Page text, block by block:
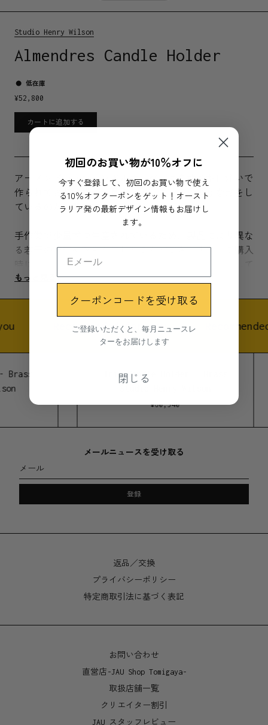
Studio Henry Wilson
Almendres Candle Holder
低在庫
¥52,800
カートに追加する
アーメンドレスキャンドルホルダーは真鍮を型に注いで
作られており、横から見るとアーモンドのような形をし
ているのが特徴です。
手作業で少量ずつ生産されているため、製品により異な
る若干の波紋や窪みが生じることがございます。ご購入
時には輝きを放っておりますが、時間とともに酸化して
独特の味を出します。そのままお使い頂いてももちろん
良いですし、元の輝きを取り戻したい場合は市販のメタ
ルポリッシュをご使用下さい。
サイズ
オーストラリア、シドニー
もっと見る
Recommended for you
Brass
Trio Candle Holder - Brass
¥60,940
メールニュースを受け取る
メール
登録
返品／交換
プライバシーポリシー
特定商取引法に基づく表記
お問い合わせ
直営店-JAU Shop Tomigaya-
取扱店舗一覧
クリエイター割引
JAU スタッフレビュー
初回のお買い物が10％オフに
今すぐ登録して、初回のお買い物で使え
る10％オフクーポンをゲット！オースト
ラリア発の最新デザイン情報もお届けし
ます。
クーポンコードを受け取る
ご登録いただくと、毎月ニュースレ
ターをお届けします
閉じる